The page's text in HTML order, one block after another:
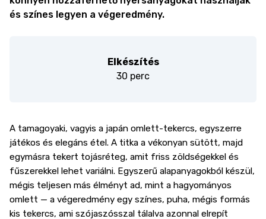
és színes legyen a végeredmény.
Elkészítés
30 perc
A tamagoyaki, vagyis a japán omlett-tekercs, egyszerre
játékos és elegáns étel. A titka a vékonyan sütött, majd
egymásra tekert tojásréteg, amit friss zöldségekkel és
fűszerekkel lehet variálni. Egyszerű alapanyagokból készül,
mégis teljesen más élményt ad, mint a hagyományos
omlett — a végeredmény egy színes, puha, mégis formás
kis tekercs, ami szójaszósszal tálalva azonnal elrepít